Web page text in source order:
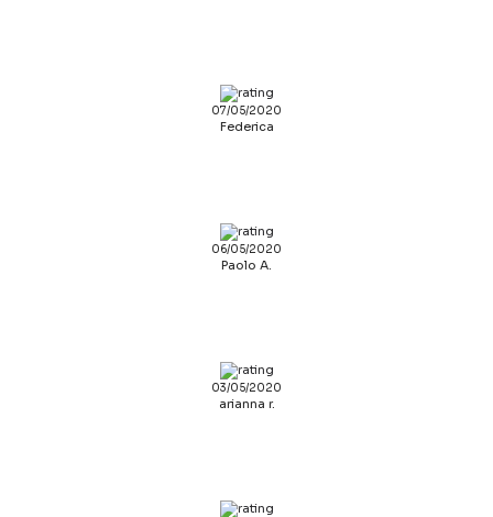
07/05/2020
Federica
06/05/2020
Paolo A.
03/05/2020
arianna r.